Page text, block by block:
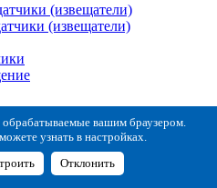
(извещатели)
(извещатели)
материалы
для извещателей
вашим браузером.
узнать в настройках.
Отклонить